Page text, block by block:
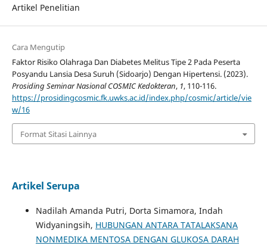
Artikel Penelitian
Cara Mengutip
Faktor Risiko Olahraga Dan Diabetes Melitus Tipe 2 Pada Peserta
Posyandu Lansia Desa Suruh (Sidoarjo) Dengan Hipertensi. (2023).
Prosiding Seminar Nasional COSMIC Kedokteran, 1, 110-116.
https://prosidingcosmic.fk.uwks.ac.id/index.php/cosmic/article/vie
w/16
Format Sitasi Lainnya
Artikel Serupa
Nadilah Amanda Putri, Dorta Simamora, Indah
Widyaningsih, HUBUNGAN ANTARA TATALAKSANA
NONMEDIKA MENTOSA DENGAN GLUKOSA DARAH